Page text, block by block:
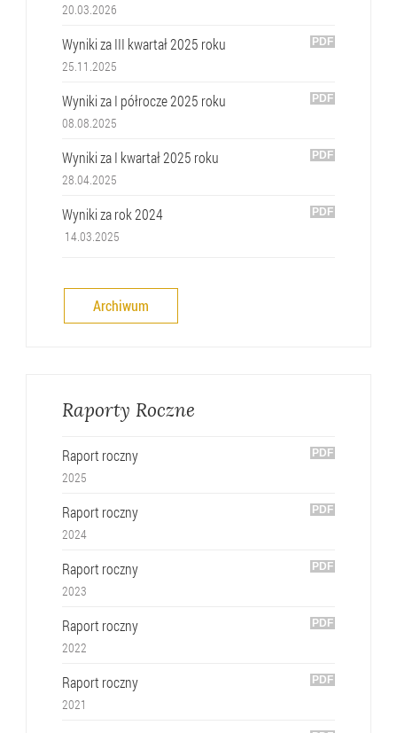
20.03.2026
Wyniki za III kwartał 2025 roku
25.11.2025
Wyniki za I półrocze 2025 roku
08.08.2025
Wyniki za I kwartał 2025 roku
28.04.2025
Wyniki za rok 2024
14.03.2025
Archiwum
Raporty Roczne
Raport roczny
2025
Raport roczny
2024
Raport roczny
2023
Raport roczny
2022
Raport roczny
2021